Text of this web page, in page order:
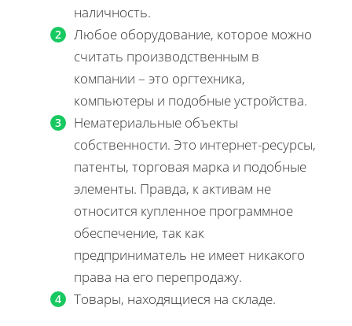
наличность.
Любое оборудование, которое можно
считать производственным в
компании – это оргтехника,
компьютеры и подобные устройства.
Нематериальные объекты
собственности. Это интернет-ресурсы,
патенты, торговая марка и подобные
элементы. Правда, к активам не
относится купленное программное
обеспечение, так как
предприниматель не имеет никакого
права на его перепродажу.
Товары, находящиеся на складе.